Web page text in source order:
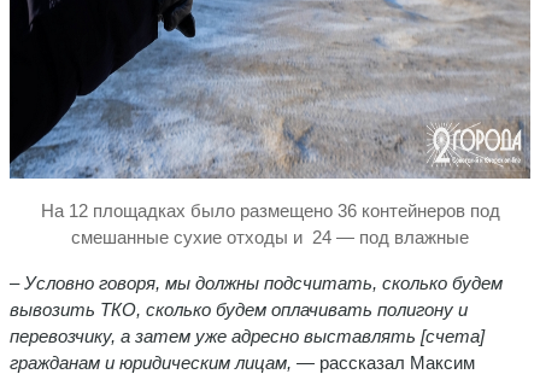
На 12 площадках было размещено 36 контейнеров под
смешанные сухие отходы и 24 — под влажные
– Условно говоря, мы должны подсчитать, сколько будем
вывозить ТКО, сколько будем оплачивать полигону и
перевозчику, а затем уже адресно выставлять [счета]
гражданам и юридическим лицам, — рассказал Максим